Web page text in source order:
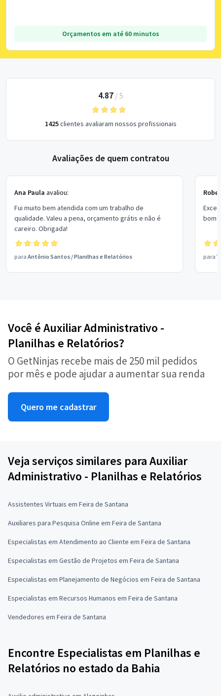
Orçamentos em até 60 minutos
4.87/ 5
1425clientes avaliaram nossos profissionais
Avaliações de quem contratou
Ana Paula avaliou:
Fui muito bem atendida com um trabalho de
qualidade. Valeu a pena, orçamento grátis e não é
careiro. Obrigada!
para Antônio Santos /Planilhas e Relatórios
bom
para
Você é Auxiliar Administrativo -
Planilhas e Relatórios?
O GetNinjas recebe mais de 250 mil pedidos
por mês e pode ajudar a aumentar sua renda
Quero me cadastrar
Veja serviços similares para Auxiliar
Administrativo - Planilhas e Relatórios
Assistentes Virtuais em Feira de Santana
Auxiliares para Pesquisa Online em Feira de Santana
Especialistas em Atendimento ao Cliente em Feira de Santana
Especialistas em Gestão de Projetos em Feira de Santana
Especialistas em Planejamento de Negócios em Feira de Santana
Especialistas em Recursos Humanos em Feira de Santana
Vendedores em Feira de Santana
Encontre Especialistas em Planilhas e
Relatórios no estado da Bahia